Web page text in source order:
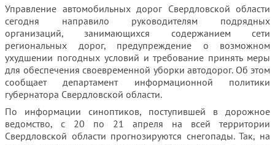
Управление автомобильных дорог Свердловской области
сегодня направило руководителям подрядных
организаций, занимающихся содержанием сети
региональных дорог, предупреждение о возможном
ухудшении погодных условий и требование принять меры
для обеспечения своевременной уборки автодорог. Об этом
сообщает департамент информационной политики
губернатора Свердловской области.
По информации синоптиков, поступившей в дорожное
ведомство, с 20 по 21 апреля на всей территории
Свердловской области прогнозируются снегопады. Так, на